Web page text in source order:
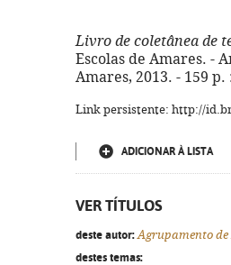
Livro de coletânea de
Escolas de Amares. -
Amares, 2013. - 159 p.
Link persistente: http://
ADICIONAR À LISTA
VER TÍTULOS
deste autor: Agrupamento de
destes temas: